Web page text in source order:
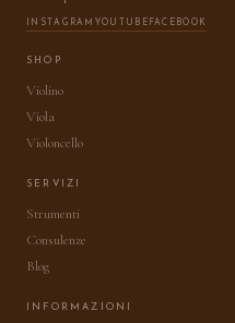
INSTAGRAM YOUTUBE FACEBOOK
SHOP
Violino
Viola
Violoncello
SERVIZI
Strumenti
Consulenze
Blog
INFORMAZIONI